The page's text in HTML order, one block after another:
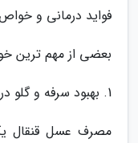
فواید درمانی و
بعضی از مهم ترین
1. بهبود سرفه و گلو درد
مصرف عسل قنقال